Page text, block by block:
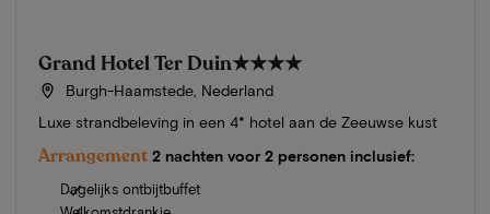
Grand Hotel Ter Duin★★★★
Burgh-Haamstede, Nederland
Luxe strandbeleving in een 4* hotel aan de Zeeuwse kust
Arrangement 2 nachten voor 2 personen inclusief:
Dagelijks ontbijtbuffet